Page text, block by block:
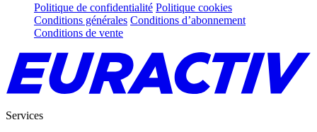
Politique de confidentialité Politique cookies
Conditions générales Conditions d’abonnement
Conditions de vente
Services